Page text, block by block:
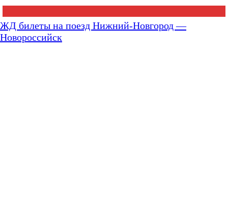
ЖД билеты на поезд Нижний-Новгород —
Новороссийск